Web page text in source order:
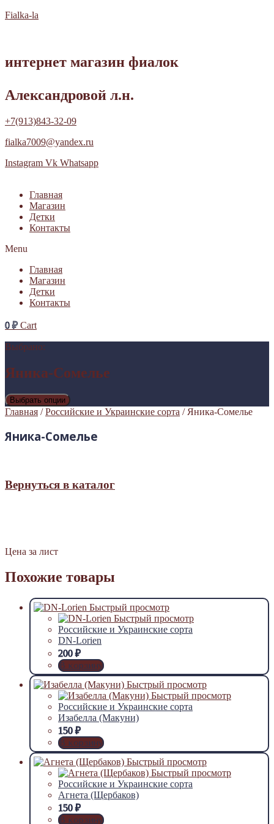
Fialka-la
интернет магазин фиалок
Александровой л.н.
+7(913)843-32-09
fialka7009@yandex.ru
Instagram Vk Whatsapp
Главная
Магазин
Детки
Контакты
Menu
Главная
Магазин
Детки
Контакты
0₽ Cart
Выбрано:
Яника-Сомелье
Выбрать опции
Главная /Российские и Украинские сорта / Яника-Сомелье
Яника-Сомелье
Вернуться в каталог
Цена за лист
Похожие товары
Быстрый просмотр
Быстрый просмотр
Российские и Украинские сорта
DN-Lorien
200₽
В корзину
Быстрый просмотр
Быстрый просмотр
Российские и Украинские сорта
Изабелла (Макуни)
150₽
В корзину
Быстрый просмотр
Быстрый просмотр
Российские и Украинские сорта
Агнета (Щербаков)
150₽
В корзину